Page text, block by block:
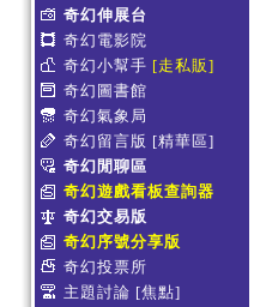
奇幻伸展台
奇幻電影院
奇幻小幫手 [走私販]
奇幻圖書館
奇幻氣象局
奇幻留言版 [精華區]
奇幻閒聊區
奇幻遊戲看板查詢器
奇幻交易版
奇幻序號分享版
奇幻投票所
主題討論 [焦點]